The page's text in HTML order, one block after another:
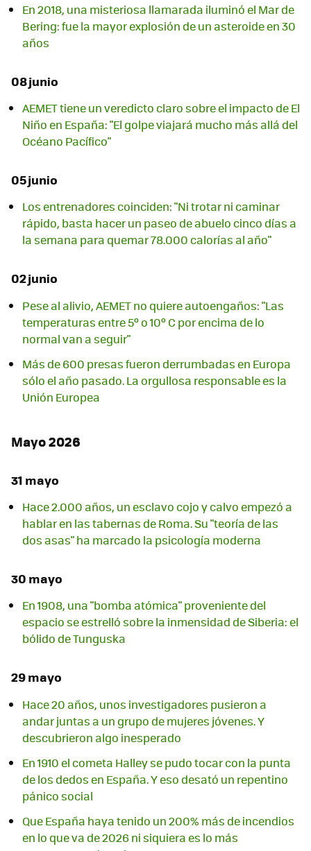
En 2018, una misteriosa llamarada iluminó el Mar de
Bering: fue la mayor explosión de un asteroide en 30
años
08 junio
AEMET tiene un veredicto claro sobre el impacto de El
Niño en España: "El golpe viajará mucho más allá del
Océano Pacífico"
05 junio
Los entrenadores coinciden: "Ni trotar ni caminar
rápido, basta hacer un paseo de abuelo cinco días a
la semana para quemar 78.000 calorías al año"
02 junio
Pese al alivio, AEMET no quiere autoengaños: "Las
temperaturas entre 5º o 10º C por encima de lo
normal van a seguir"
Más de 600 presas fueron derrumbadas en Europa
sólo el año pasado. La orgullosa responsable es la
Unión Europea
Mayo 2026
31 mayo
Hace 2.000 años, un esclavo cojo y calvo empezó a
hablar en las tabernas de Roma. Su "teoría de las
dos asas" ha marcado la psicología moderna
30 mayo
En 1908, una "bomba atómica" proveniente del
espacio se estrelló sobre la inmensidad de Siberia: el
bólido de Tunguska
29 mayo
Hace 20 años, unos investigadores pusieron a
andar juntas a un grupo de mujeres jóvenes. Y
descubrieron algo inesperado
En 1910 el cometa Halley se pudo tocar con la punta
de los dedos en España. Y eso desató un repentino
pánico social
Que España haya tenido un 200% más de incendios
en lo que va de 2026 ni siquiera es lo más